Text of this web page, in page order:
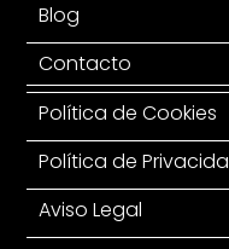
Blog
Contacto
Política de Cookies
Política de
Aviso Legal